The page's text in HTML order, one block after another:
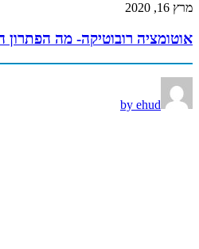
מרץ 16, 2020
אוטומציה רובוטיקה- מה הפתרון
by ehud